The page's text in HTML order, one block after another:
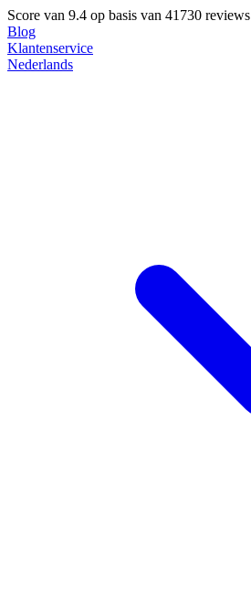
Score van 9.4 op basis van 41730 reviews
Blog
Klantenservice
Nederlands